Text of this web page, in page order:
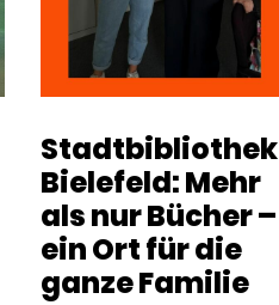
Stadtbibliothek
Bielefeld: Mehr
als nur Bücher –
ein Ort für die
ganze Familie